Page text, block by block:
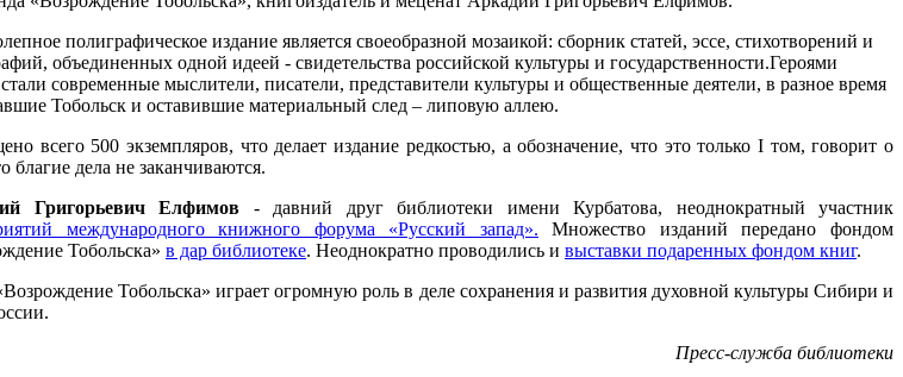
полиграфическое издание является своеобразной мозаикой: сборник статей, эссе, стихотворений и
объединенных одной идеей - свидетельства российской культуры и государственности.Героями
стали современные мыслители, писатели, представители культуры и общественные деятели, в разное время
Тобольск и оставившие материальный след – липовую аллею.
всего 500 экземпляров, что делает издание редкостью, а обозначение, что это только I том, говорит о
благие дела не заканчиваются.
Григорьевич Елфимов - давний друг библиотеки имени Курбатова, неоднократный участник
международного книжного форума «Русский запад». Множество изданий передано фондом
Тобольска» в дар библиотеке. Неоднократно проводились и выставки подаренных фондом книг.
Тобольска» играет огромную роль в деле сохранения и развития духовной культуры Сибири и
Пресс-служба библиотеки